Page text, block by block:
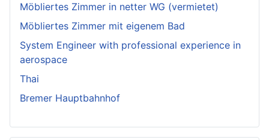
Möbliertes Zimmer in netter WG (vermietet)
Möbliertes Zimmer mit eigenem Bad
System Engineer with professional experience in
aerospace
Thai
Bremer Hauptbahnhof